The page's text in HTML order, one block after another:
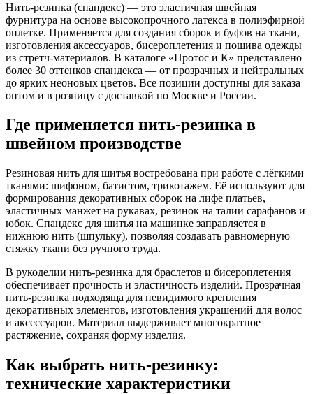
Нить-резинка (спандекс) — это эластичная швейная
фурнитура на основе высокопрочного латекса в полиэфирной
оплетке. Применяется для создания сборок и буфов на ткани,
изготовления аксессуаров, бисероплетения и пошива одежды
из стретч-материалов. В каталоге «Протос и К» представлено
более 30 оттенков спандекса — от прозрачных и нейтральных
до ярких неоновых цветов. Все позиции доступны для заказа
оптом и в розницу с доставкой по Москве и России.
Где применяется нить-резинка в
швейном производстве
Резиновая нить для шитья востребована при работе с лёгкими
тканями: шифоном, батистом, трикотажем. Её используют для
формирования декоративных сборок на лифе платьев,
эластичных манжет на рукавах, резинок на талии сарафанов и
юбок. Спандекс для шитья на машинке заправляется в
нижнюю нить (шпульку), позволяя создавать равномерную
стяжку ткани без ручного труда.
В рукоделии нить-резинка для браслетов и бисероплетения
обеспечивает прочность и эластичность изделий. Прозрачная
нить-резинка подходяща для невидимого крепления
декоративных элементов, изготовления украшений для волос
и аксессуаров. Материал выдерживает многократное
растяжение, сохраняя форму изделия.
Как выбрать нить-резинку:
технические характеристики